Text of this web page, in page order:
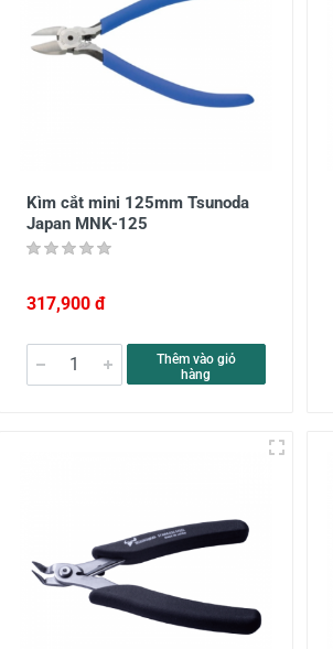
Kìm cắt mini 125mm Tsunoda
Japan MNK-125
317,900 đ
Thêm vào giỏ
hàng